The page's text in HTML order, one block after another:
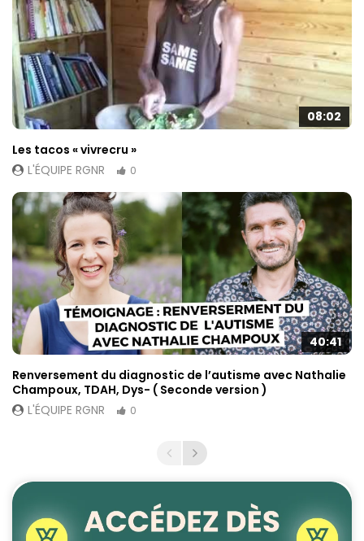
08:02
Les tacos « vivrecru »
L'ÉQUIPE RGNR
0
40:41
Renversement du diagnostic de l’autisme avec Nathalie
Champoux, TDAH, Dys- ( Seconde version )
L'ÉQUIPE RGNR
0